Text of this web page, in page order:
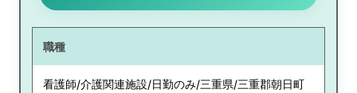
職種
看護師/介護関連施設/日勤のみ/三重県/三重郡朝日町